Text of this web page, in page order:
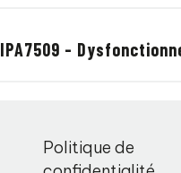
IPA7509 -
Politique de